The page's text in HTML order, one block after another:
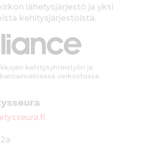
lähetysjärjestö ja yksi
kehitysjärjestöistä.
kehitysyhteistyön ja
verkostossa.